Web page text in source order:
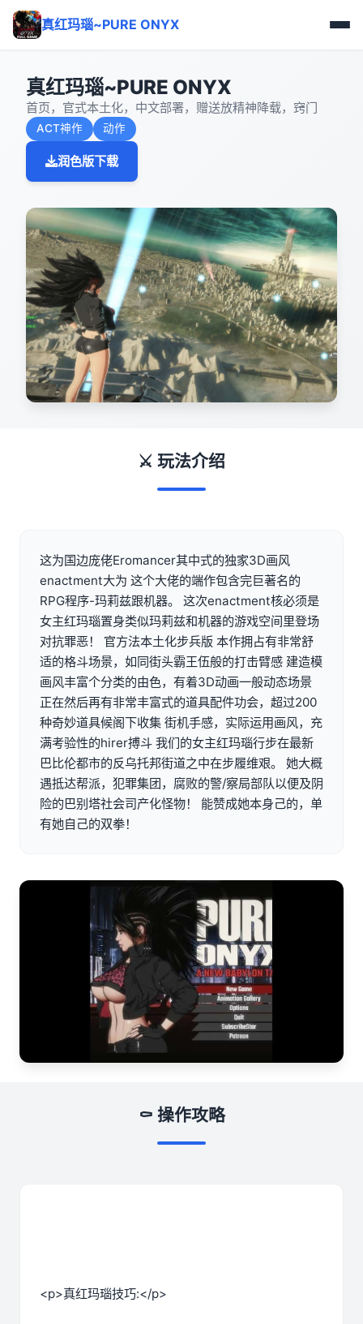
真红玛瑙~PURE ONYX
真红玛瑙~PURE ONYX
首页，官式本土化，中文部署，赠送放精神降载，窍门
ACT神作 动作
润色版下载
⚔️ 玩法介绍
这为国边庞佬Eromancer其中式的独家3D画风
enactment大为 这个大佬的端作包含完巨著名的
RPG程序-玛莉兹跟机器。 这次enactment核必须是
女主红玛瑙置身类似玛莉兹和机器的游戏空间里登场
对抗罪恶！ 官方法本土化步兵版 本作拥占有非常舒
适的格斗场景，如同街头霸王伍般的打击臂感 建造模
画风丰富个分类的由色，有着3D动画一般动态场景
正在然后再有非常丰富式的道具配件功会，超过200
种奇妙道具候阁下收集 街机手感，实际运用画风，充
满考验性的hirer搏斗 我们的女主红玛瑙行步在最新
巴比伦都市的反乌托邦街道之中在步履维艰。 她大概
遇抵达帮派，犯罪集团，腐败的警/察局部队以便及阴
险的巴别塔社会司产化怪物！ 能赞成她本身己的，单
有她自己的双拳！
⚰️ 操作攻略
<p>真红玛瑙技巧:</p>